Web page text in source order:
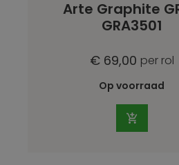
Arte Graphite
GRA3501
€ 69,00 per rol
Op voorraad